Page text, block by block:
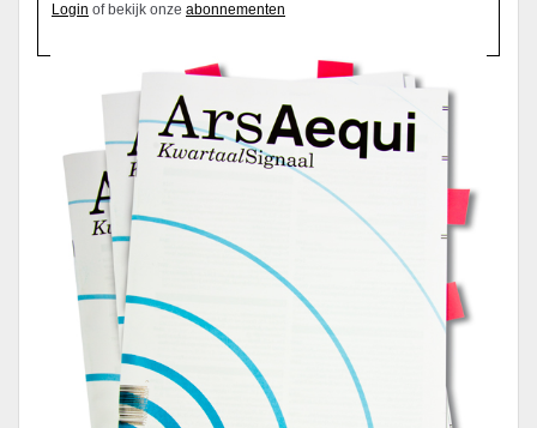
Login of bekijk onze abonnementen